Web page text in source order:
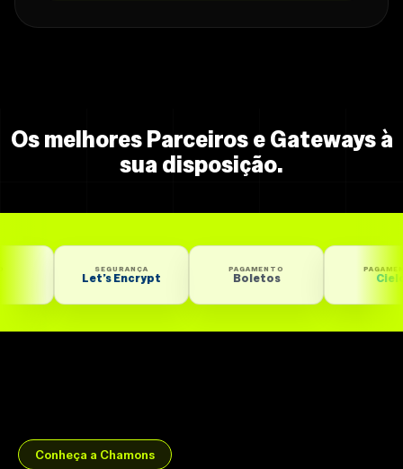
Os melhores Parceiros e Gateways à
sua disposição.
SEGURANÇA
Let’s Encrypt
PAGAMENTO
Boletos
PAGAMENTO
Conheça a Chamons